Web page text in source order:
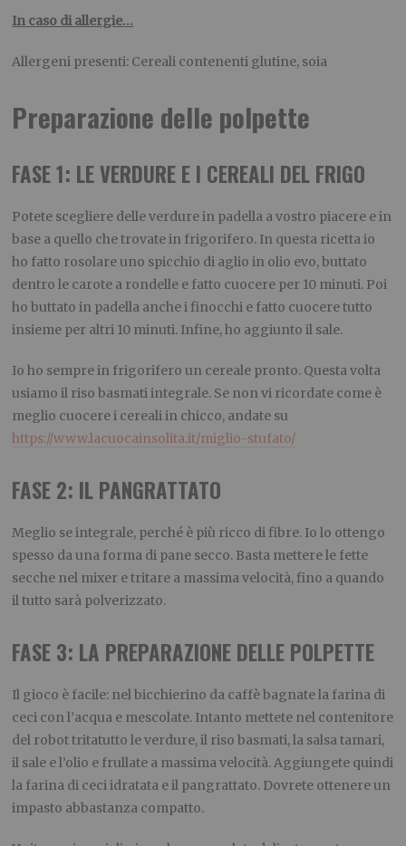
In caso di allergie…
Allergeni presenti: Cereali contenenti glutine, soia
Preparazione delle polpette
FASE 1: LE VERDURE E I CEREALI DEL FRIGO
Potete scegliere delle verdure in padella a vostro piacere e in
base a quello che trovate in frigorifero. In questa ricetta io
ho fatto rosolare uno spicchio di aglio in olio evo, buttato
dentro le carote a rondelle e fatto cuocere per 10 minuti. Poi
ho buttato in padella anche i finocchi e fatto cuocere tutto
insieme per altri 10 minuti. Infine, ho aggiunto il sale.
Io ho sempre in frigorifero un cereale pronto. Questa volta
usiamo il riso basmati integrale. Se non vi ricordate come è
meglio cuocere i cereali in chicco, andate su
https://www.lacuocainsolita.it/miglio-stufato/
FASE 2: IL PANGRATTATO
Meglio se integrale, perché è più ricco di fibre. Io lo ottengo
spesso da una forma di pane secco. Basta mettere le fette
secche nel mixer e tritare a massima velocità, fino a quando
il tutto sarà polverizzato.
FASE 3: LA PREPARAZIONE DELLE POLPETTE
Il gioco è facile: nel bicchierino da caffè bagnate la farina di
ceci con l’acqua e mescolate. Intanto mettete nel contenitore
del robot tritatutto le verdure, il riso basmati, la salsa tamari,
il sale e l’olio e frullate a massima velocità. Aggiungete quindi
la farina di ceci idratata e il pangrattato. Dovrete ottenere un
impasto abbastanza compatto.